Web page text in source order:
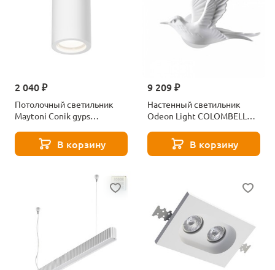
2 040 ₽
Потолочный светильник
Maytoni Conik gyps
В корзину
9 209 ₽
Настенный светильник
Odeon Light COLOMBELLA
В корзину